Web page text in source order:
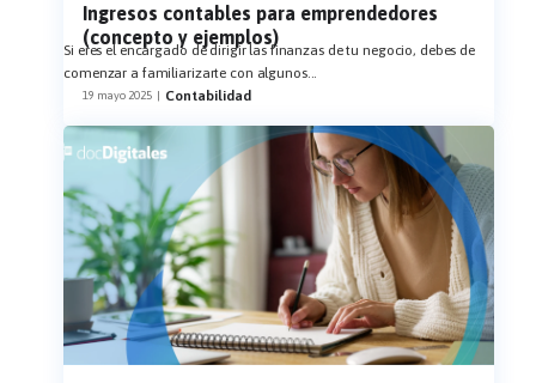
Ingresos contables para emprendedores
(concepto y ejemplos)
Si eres el encargado de dirigir las finanzas de tu negocio, debes de
comenzar a familiarizarte con algunos...
19 mayo 2025 Contabilidad